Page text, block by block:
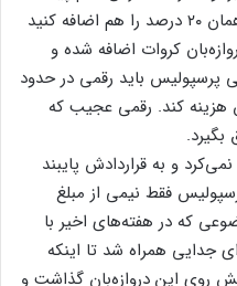
نکرده. به اینها باید ۵۰ هزار یورو یا همان ۲۰ درصد را هم اضافه کنید
کروات اضافه شده و
یعنی پرسپولیس باید رقمی در حدود
هزینه کند. رقمی عجیب که
و به قراردادش پایبند
فقط نیمی از مبلغ
که در هفته‌های اخیر با
جدایی همراه شد تا اینکه
روی این دروازه‌بان گذاشت و